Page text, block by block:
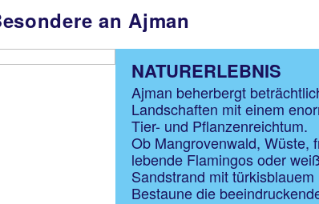
an Ajman
NATURERLEBNIS
Ajman beherbergt
Landschaften mit einem
Tier- und Pflanzenreichtum.
Ob Mangrovenwald, Wüste,
lebende Flamingos oder
Sandstrand mit türkisblauem
Bestaune die